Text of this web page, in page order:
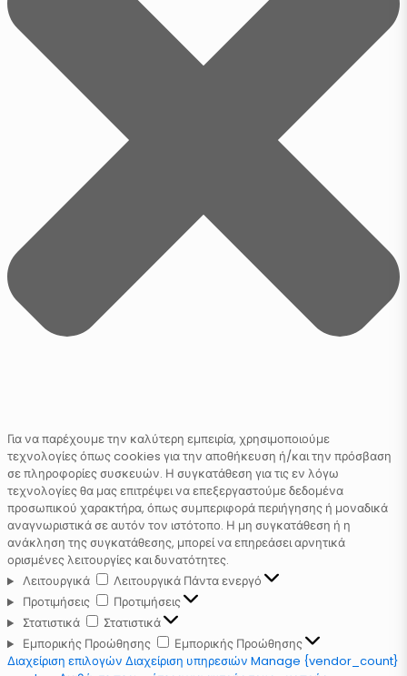
Για να παρέχουμε την καλύτερη εμπειρία, χρησιμοποιούμε
τεχνολογίες όπως cookies για την αποθήκευση ή/και την πρόσβαση
σε πληροφορίες συσκευών. Η συγκατάθεση για τις εν λόγω
τεχνολογίες θα μας επιτρέψει να επεξεργαστούμε δεδομένα
προσωπικού χαρακτήρα, όπως συμπεριφορά περιήγησης ή μοναδικά
αναγνωριστικά σε αυτόν τον ιστότοπο. Η μη συγκατάθεση ή η
ανάκληση της συγκατάθεσης, μπορεί να επηρεάσει αρνητικά
ορισμένες λειτουργίες και δυνατότητες.
Λειτουργικά
Λειτουργικά Πάντα ενεργό
Προτιμήσεις
Προτιμήσεις
Στατιστικά
Στατιστικά
Εμπορικής Προώθησης
Εμπορικής Προώθησης
Διαχείριση επιλογών Διαχείριση υπηρεσιών Manage {vendor_count}